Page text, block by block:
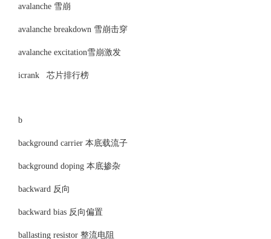
avalanche 雪崩
avalanche breakdown 雪崩击穿
avalanche excitation雪崩激发
icrank 芯片排行榜
b
background carrier 本底载流子
background doping 本底掺杂
backward 反向
backward bias 反向偏置
ballasting resistor 整流电阻